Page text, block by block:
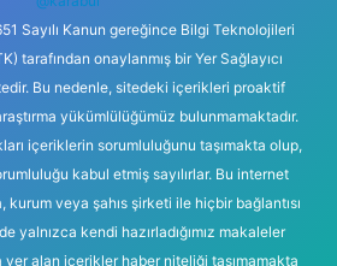
Sayılı Kanun gereğince Bilgi Teknolojileri
tarafından onaylanmış bir Yer Sağlayıcı
Bu nedenle, sitedeki içerikleri proaktif
yükümlülüğümüz bulunmamaktadır.
içeriklerin sorumluluğunu taşımakta olup,
kabul etmiş sayılırlar. Bu internet
veya şahıs şirketi ile hiçbir bağlantısı
yalnızca kendi hazırladığımız makaleler
yer alan içerikler haber niteliği taşımamakta